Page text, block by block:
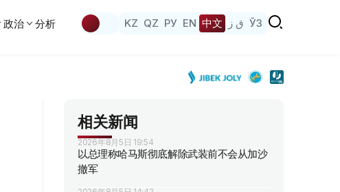
政治 分析 KZ QZ РУ EN 中文 ق ز ЎЗ
相关新闻
2026年8月5日 19:54
以总理称哈马斯彻底解除武装前不会从加沙
撤军